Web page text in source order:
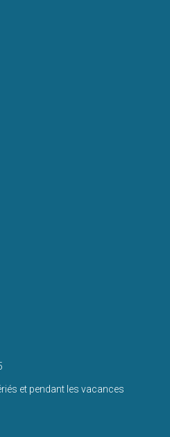
et pendant les vacances